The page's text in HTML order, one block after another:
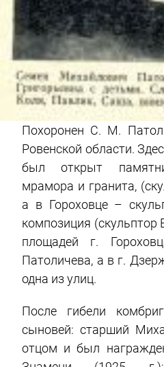
Похоронен С. М.
Ровенской области.
был открыт
мрамора и гранита,
а в Гороховце –
композиция (скульптор
площадей г.
Патоличева, а в г.
одна из улиц.
После гибели
сыновей: старший
отцом и был